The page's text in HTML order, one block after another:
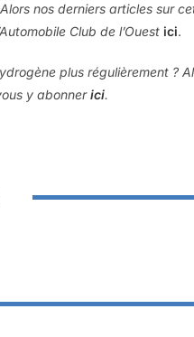
nos derniers articles sur
Club de l’Ouest ici.
plus régulièrement ?
y abonnerici.